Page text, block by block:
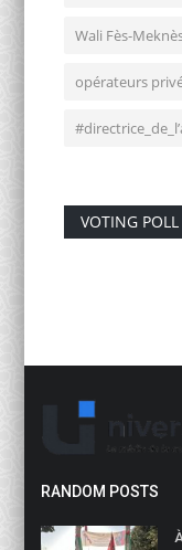
Wali Fès-
opérateurs
VOTING POLL
RANDOM POSTS